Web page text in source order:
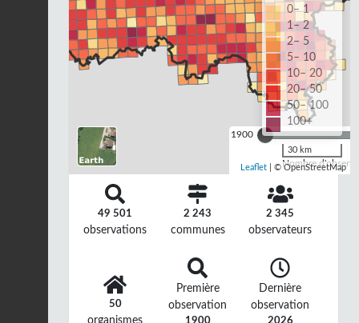
1900
Nombre
0– 1
1– 2
2– 5
5– 10
10– 20
20– 50
50– 100
100+
30 km
Leaflet | © OpenStreetMap
49 501
observations
2 243
communes
2 345
observateurs
50
organismes
Première
observation
1900
Dernière
observation
2026